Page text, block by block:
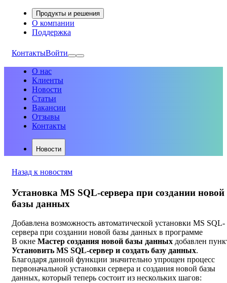
Продукты и решения
О компании
Поддержка
КонтактыВойти
О нас
Клиенты
Новости
Статьи
Вакансии
Отзывы
Контакты
Новости
Назад к новостям
Установка MS SQL-сервера при создании новой
базы данных
Добавлена возможность автоматической установки MS SQL-
сервера при создании новой базы данных в программе
В окне Мастер создания новой базы данных добавлен
Установить MS SQL-сервер и создать базу данных.
Благодаря данной функции значительно упрощен процесс
первоначальной установки сервера и создания новой базы
данных, который теперь состоит из нескольких шагов: